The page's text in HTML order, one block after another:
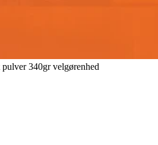
340gr velgørenhed